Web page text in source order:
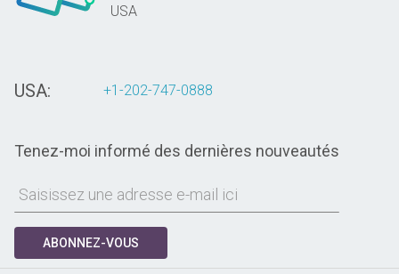
USA
USA: +1-202-747-0888
Tenez-moi informé des dernières nouveautés
ABONNEZ-VOUS